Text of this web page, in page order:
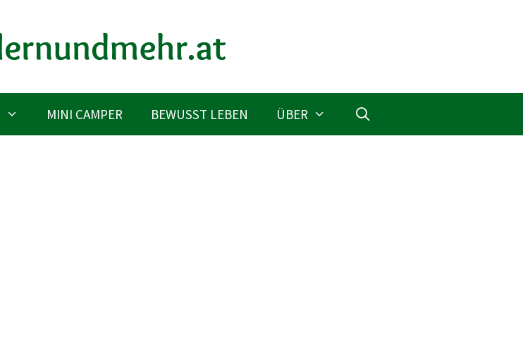
MINI CAMPER BEWUSST LEBEN ÜBER